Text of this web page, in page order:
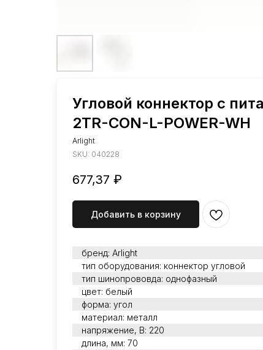
Угловой коннектор с
2TR-CON-L-POWER-WH
Arlight
SKU: 040228
677,37 ₽
Добавить в корзину
бренд: Arlight
тип оборудования: коннектор угловой
тип шинопрововда: однофазный
цвет: белый
форма: угол
материал: металл
напряжение, В: 220
длина, мм: 70